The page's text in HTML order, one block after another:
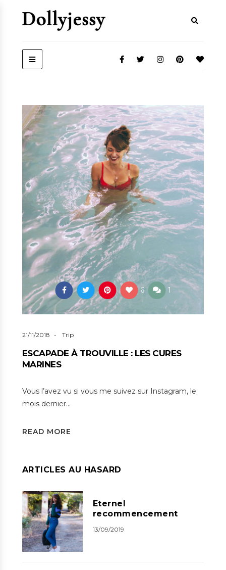
6 1
21/11/2018 Trip
ESCAPADE À TROUVILLE : LES CURES
MARINES
Vous l’avez vu si vous me suivez sur Instagram, le
mois dernier…
READ MORE
ARTICLES AU HASARD
Eternel
recommencement
13/09/2019